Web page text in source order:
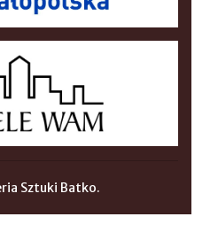
Sztuki Batko.